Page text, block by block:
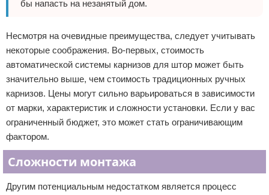
бы напасть на незанятый дом.
Несмотря на очевидные преимущества, следует учитывать
некоторые соображения. Во-первых, стоимость
автоматической системы карнизов для штор может быть
значительно выше, чем стоимость традиционных ручных
карнизов. Цены могут сильно варьироваться в зависимости
от марки, характеристик и сложности установки. Если у вас
ограниченный бюджет, это может стать ограничивающим
фактором.
Сложности монтажа
Другим потенциальным недостатком является процесс